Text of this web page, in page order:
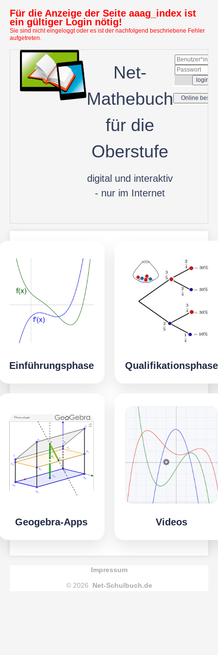
Für die Anzeige der Seite aaag_index ist
ein gültiger Login nötig!
Sie sind nicht eingeloggt oder es ist der nachfolgend beschriebene Fehler
aufgetreten.
Net-
Mathebuch
für die
Oberstufe
digital und interaktiv
- nur im Internet
Einführungsphase Qualifikationsphase
Geogebra-Apps Videos
Impressum
© 2026
Net-Schulbuch.de